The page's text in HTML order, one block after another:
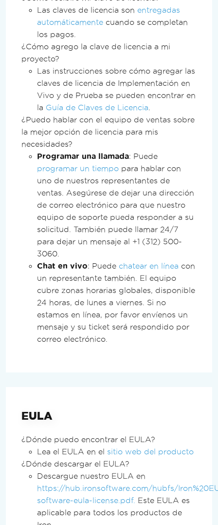
Las claves de licencia son entregadas
automáticamente cuando se completan
los pagos.
¿Cómo agrego la clave de licencia a mi
proyecto?
Las instrucciones sobre cómo agregar las
claves de licencia de Implementación en
Vivo y de Prueba se pueden encontrar en
la Guía de Claves de Licencia
¿Puedo hablar con el equipo de ventas sobre
la mejor opción de licencia para mis
necesidades?
Programar una llamada: Puede
programar un tiempo para hablar con
uno de nuestros representantes de
ventas. Asegúrese de dejar una dirección
de correo electrónico para que nuestro
equipo de soporte pueda responder a su
solicitud. También puede llamar 24/7
para dejar un mensaje al +1 (312) 500-
3060.
Chat en vivo: Puede chatear en línea con
un representante también. El equipo
cubre zonas horarias globales, disponible
24 horas, de lunes a viernes. Si no
estamos en línea, por favor envíenos un
mensaje y su ticket será respondido por
correo electrónico.
EULA
¿Dónde puedo encontrar el EULA?
Lea el EULA en el sitio web del producto
¿Dónde descargar el EULA?
Descargue nuestro EULA en
https://hub.ironsoftware.com/hubfs/
software-eula-license.pdf. Este EULA es
aplicable para todos los productos de